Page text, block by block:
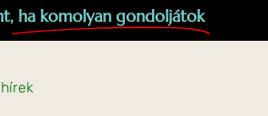
ha komolyan gondoljátok